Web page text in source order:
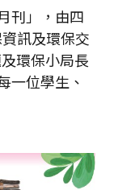
刊」，由四
訊及環保交
環保小局長
一位學生、